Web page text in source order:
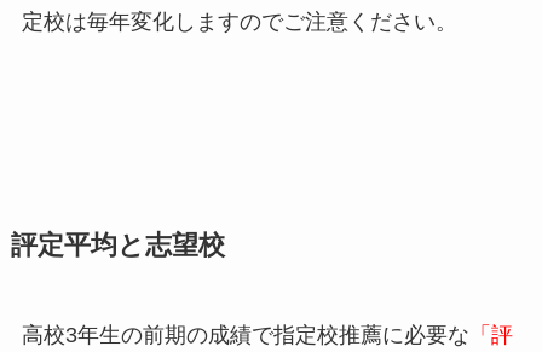
定校は毎年変化しますのでご注意ください。
評定平均と志望校
高校3年生の前期の成績で指定校推薦に必要な 「評